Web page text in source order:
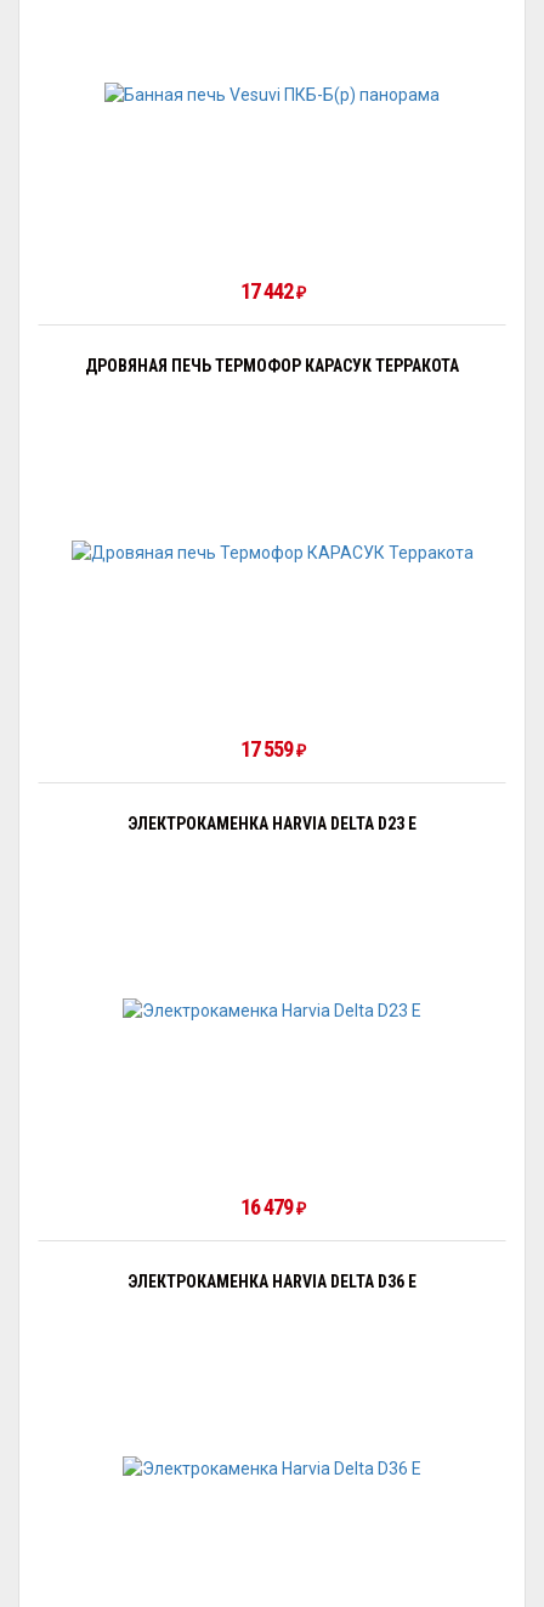
17 442₽
ДРОВЯНАЯ ПЕЧЬ ТЕРМОФОР КАРАСУК ТЕРРАКОТА
17 559₽
ЭЛЕКТРОКАМЕНКА HARVIA DELTA D23 E
16 479₽
ЭЛЕКТРОКАМЕНКА HARVIA DELTA D36 E